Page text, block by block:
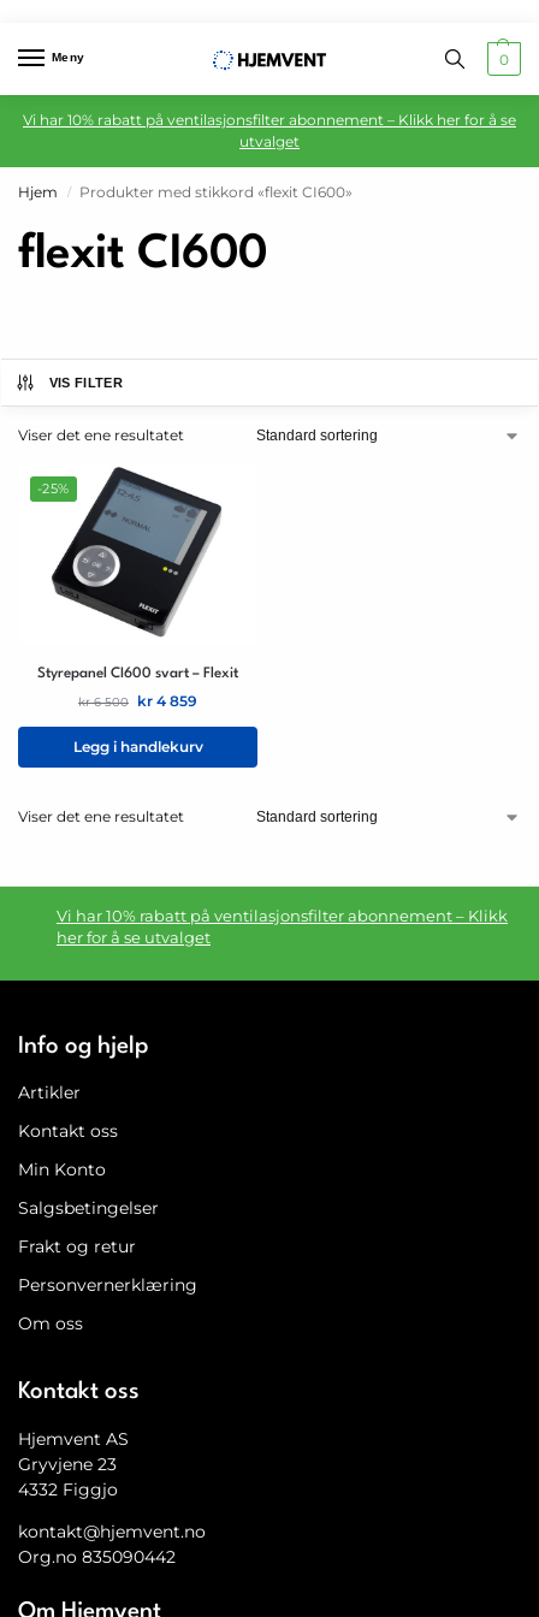
Meny 0
Vi har 10% rabatt på ventilasjonsfilter abonnement – Klikk her for å se
utvalget
Hjem / Produkter med stikkord «flexit CI600»
flexit CI600
VIS FILTER
Viser det ene resultatet
-25%
Styrepanel CI600 svart – Flexit
kr6 500 kr 4 859
Legg i handlekurv
Viser det ene resultatet
Vi har 10% rabatt på ventilasjonsfilter abonnement – Klikk
her for å se utvalget
Info og hjelp
Artikler
Kontakt oss
Min Konto
Salgsbetingelser
Frakt og retur
Personvernerklæring
Om oss
Kontakt oss
Hjemvent AS
Gryvjene 23
4332 Figgjo
kontakt@hjemvent.no
Org.no 835090442
Om Hjemvent